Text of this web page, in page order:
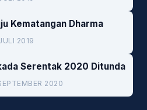
Kematangan Dharma
2019
Serentak 2020 Ditunda
2020